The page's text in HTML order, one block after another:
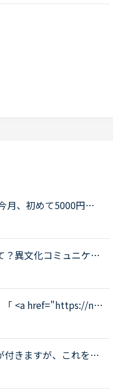
月、初めて5000円分
なくなりませんか？
？異文化コミュニケー
モ（同じ内容を受け
「 <a href="https://nat
cam
インがいただけるよ
きますが、これをNC
円、30000円、50000